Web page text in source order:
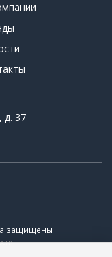
д. 37
защищены